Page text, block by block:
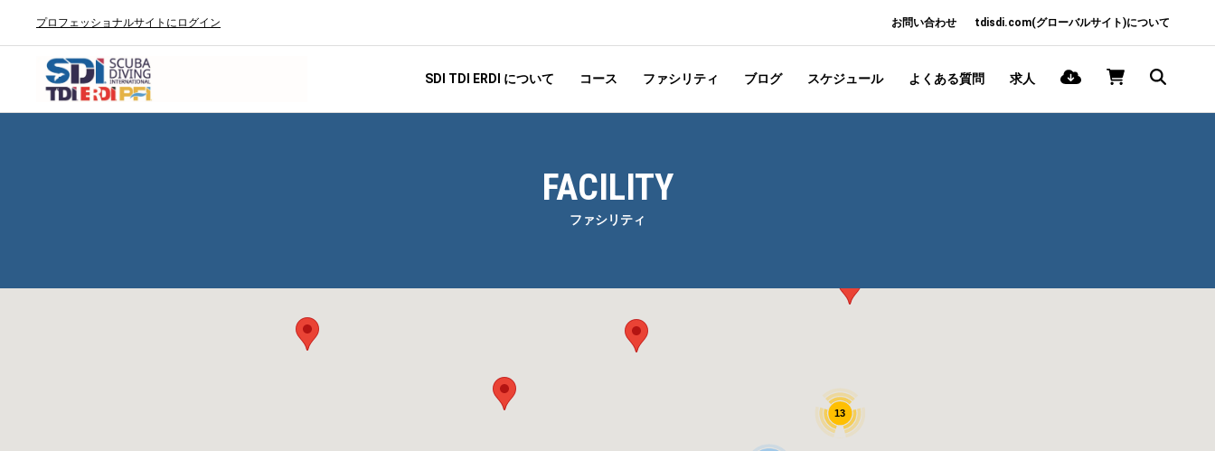
プロフェッショナルサイトにログイン お問い合わせ tdisdi.com(グローバルサイト)について
SDI TDI ERDI について コース ファシリティ ブログ スケジュール よくある質問 求人
FACILITY
ファシリティ
13